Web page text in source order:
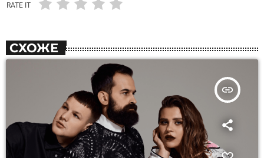
RATE IT
СХОЖЕ
insert_link